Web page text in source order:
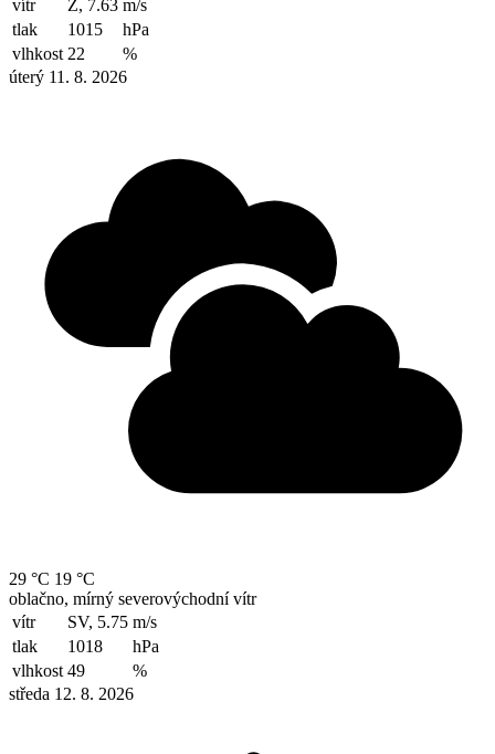
vítr Z, 7.63 m/s
tlak
1015
hPa
vlhkost 22
%
úterý 11. 8. 2026
29 °C 19 °C
oblačno, mírný severovýchodní vítr
vítr
SV, 5.75 m/s
tlak
1018
hPa
vlhkost 49
%
středa 12. 8. 2026